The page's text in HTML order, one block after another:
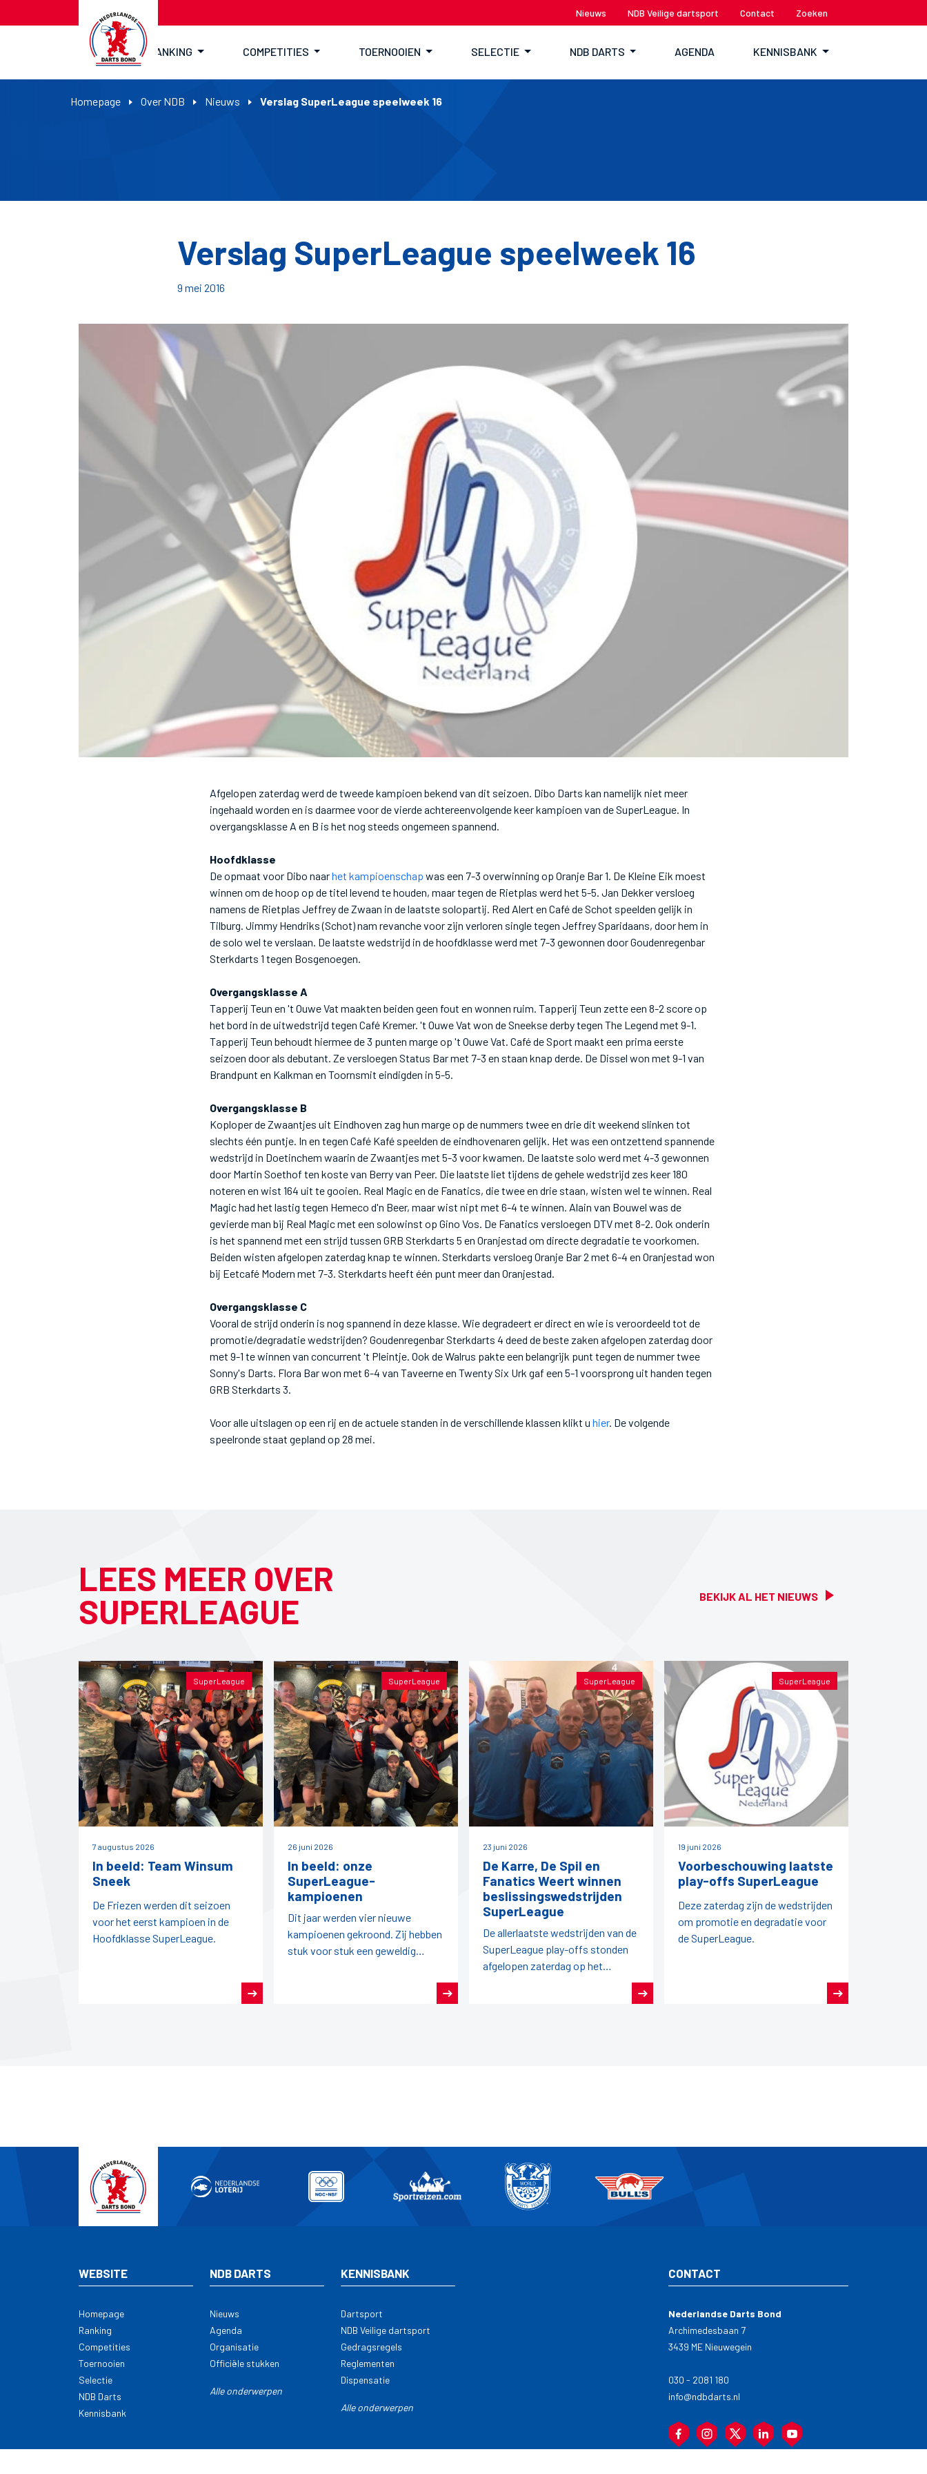
Nieuws NDB Veilige dartsport Contact Zoeken
RANKING COMPETITIES TOERNOOIEN SELECTIE NDB DARTS AGENDA KENNISBANK
Homepage Over NDB Nieuws Verslag SuperLeague speelweek 16
Verslag SuperLeague speelweek 16
9 mei 2016
Afgelopen zaterdag werd de tweede kampioen bekend van dit seizoen. Dibo Darts kan namelijk niet meer
ingehaald worden en is daarmee voor de vierde achtereenvolgende keer kampioen van de SuperLeague. In
overgangsklasse A en B is het nog steeds ongemeen spannend.
Hoofdklasse
De opmaat voor Dibo naarhet kampioenschap was een 7-3 overwinning op Oranje Bar 1. De Kleine Eik moest
winnen om de hoop op de titel levend te houden, maar tegen de Rietplas werd het 5-5. Jan Dekker versloeg
namens de Rietplas Jeffrey de Zwaan in de laatste solopartij. Red Alert en Café de Schot speelden gelijk in
Tilburg. Jimmy Hendriks (Schot) nam revanche voor zijn verloren single tegen Jeffrey Sparidaans, door hem in
de solo wel te verslaan. De laatste wedstrijd in de hoofdklasse werd met 7-3 gewonnen door Goudenregenbar
Sterkdarts 1 tegen Bosgenoegen.
Overgangsklasse A
Tapperij Teun en 't Ouwe Vat maakten beiden geen fout en wonnen ruim. Tapperij Teun zette een 8-2 score op
het bord in de uitwedstrijd tegen Café Kremer. 't Ouwe Vat won de Sneekse derby tegen The Legend met 9-1.
Tapperij Teun behoudt hiermee de 3 punten marge op 't Ouwe Vat. Café de Sport maakt een prima eerste
seizoen door als debutant. Ze versloegen Status Bar met 7-3 en staan knap derde. De Dissel won met 9-1 van
Brandpunt en Kalkman en Toornsmit eindigden in 5-5.
Overgangsklasse B
Koploper de Zwaantjes uit Eindhoven zag hun marge op de nummers twee en drie dit weekend slinken tot
slechts één puntje. In en tegen Café Kafé speelden de eindhovenaren gelijk. Het was een ontzettend spannende
wedstrijd in Doetinchem waarin de Zwaantjes met 5-3 voor kwamen. De laatste solo werd met 4-3 gewonnen
door Martin Soethof ten koste van Berry van Peer. Die laatste liet tijdens de gehele wedstrijd zes keer 180
noteren en wist 164 uit te gooien. Real Magic en de Fanatics, die twee en drie staan, wisten wel te winnen. Real
Magic had het lastig tegen Hemeco d'n Beer, maar wist nipt met 6-4 te winnen. Alain van Bouwel was de
gevierde man bij Real Magic met een solowinst op Gino Vos. De Fanatics versloegen DTV met 8-2. Ook onderin
is het spannend met een strijd tussen GRB Sterkdarts 5 en Oranjestad om directe degradatie te voorkomen.
Beiden wisten afgelopen zaterdag knap te winnen. Sterkdarts versloeg Oranje Bar 2 met 6-4 en Oranjestad won
bij Eetcafé Modern met 7-3. Sterkdarts heeft één punt meer dan Oranjestad.
Overgangsklasse C
Vooral de strijd onderin is nog spannend in deze klasse. Wie degradeert er direct en wie is veroordeeld tot de
promotie/degradatie wedstrijden? Goudenregenbar Sterkdarts 4 deed de beste zaken afgelopen zaterdag door
met 9-1 te winnen van concurrent 't Pleintje. Ook de Walrus pakte een belangrijk punt tegen de nummer twee
Sonny's Darts. Flora Bar won met 6-4 van Taveerne en Twenty Six Urk gaf een 5-1 voorsprong uit handen tegen
GRB Sterkdarts 3.
Voor alle uitslagen op een rij en de actuele standen in de verschillende klassen klikt u hier. De volgende
speelronde staat gepland op 28 mei.
LEES MEER OVER
SUPERLEAGUE
BEKIJK AL HET NIEUWS
SuperLeague
7 augustus 2026
In beeld: Team Winsum
Sneek
De Friezen werden dit seizoen
voor het eerst kampioen in de
Hoofdklasse SuperLeague.
SuperLeague
26 juni 2026
In beeld: onze
SuperLeague-
kampioenen
Dit jaar werden vier nieuwe
kampioenen gekroond. Zij hebben
stuk voor stuk een geweldig
SuperLeague
23 juni 2026
De Karre, De Spil en
Fanatics Weert winnen
beslissingswedstrijden
SuperLeague
De allerlaatste wedstrijden van de
SuperLeague play-offs stonden
afgelopen zaterdag op het
SuperLeague
19 juni 2026
Voorbeschouwing laatste
play-offs SuperLeague
Deze zaterdag zijn de wedstrijden
om promotie en degradatie voor
de SuperLeague.
WEBSITE
Homepage
Ranking
Competities
Toernooien
Selectie
NDB Darts
Kennisbank
NDB DARTS
Nieuws
Agenda
Organisatie
Officiële stukken
Alle onderwerpen
KENNISBANK
Dartsport
NDB Veilige dartsport
Gedragsregels
Reglementen
Dispensatie
Alle onderwerpen
CONTACT
Nederlandse Darts Bond
Archimedesbaan 7
3439 ME Nieuwegein
030 - 2081 180
info@ndbdarts.nl